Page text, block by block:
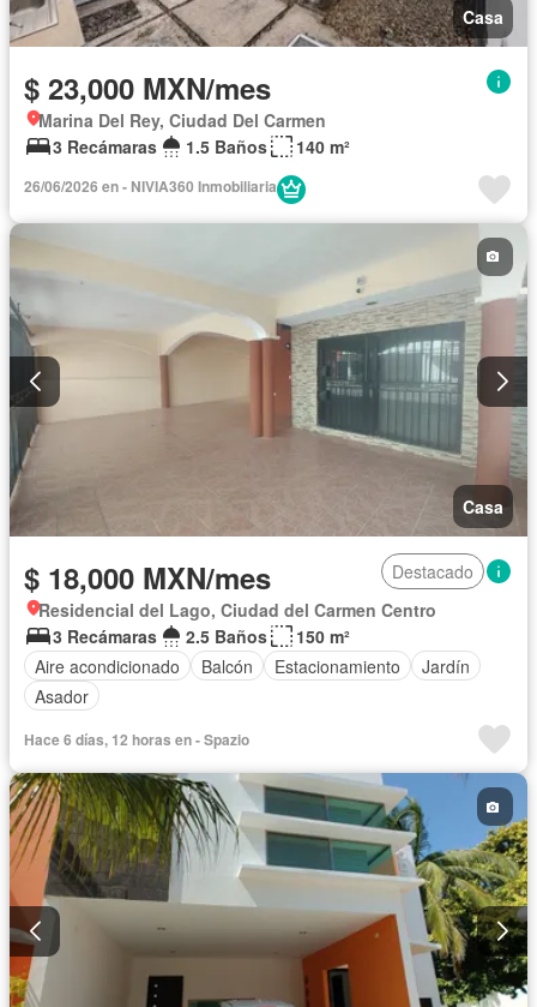
Casa
$ 23,000 MXN/mes
Marina Del Rey, Ciudad Del Carmen
3 Recámaras
1.5 Baños 140 m²
26/06/2026 en - NIVIA360 Inmobiliaria
Casa
$ 18,000 MXN/mes
Destacado
Residencial del Lago, Ciudad del Carmen Centro
3 Recámaras
2.5 Baños
150 m²
Aire acondicionado
Balcón Estacionamiento
Jardín
Asador
Hace 6 días, 12 horas en - Spazio